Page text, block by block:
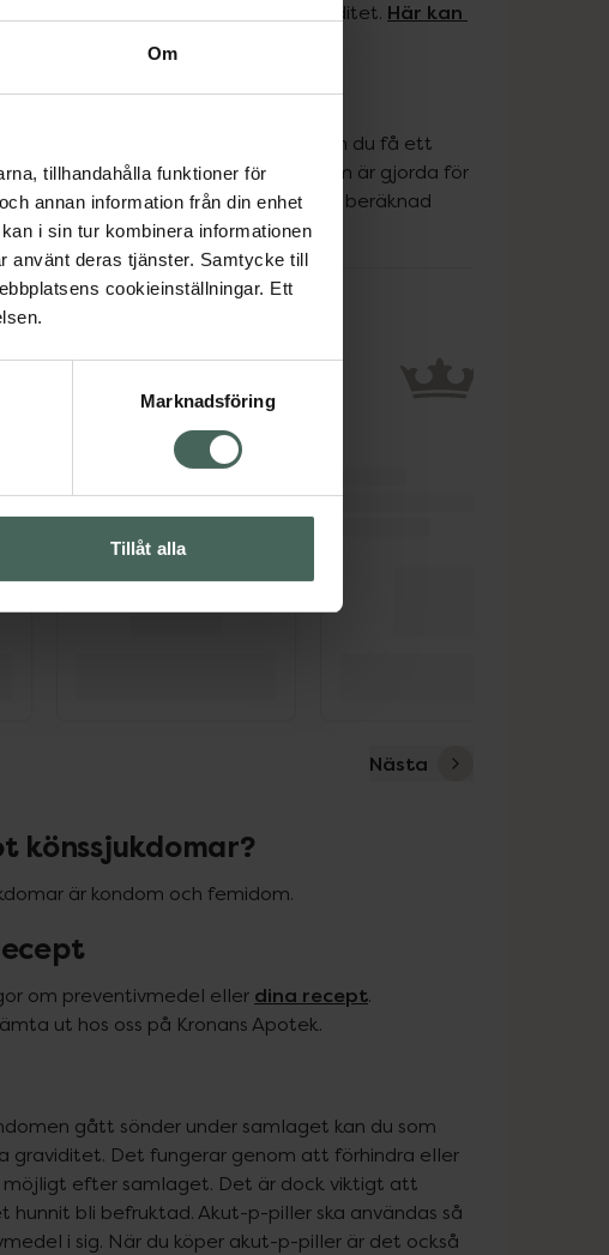
Om
tillhandahålla funktioner för
annan information från din enhet
i sin tur kombinera informationen
använt deras tjänster. Samtycke till
cookieinställningar. Ett
Marknadsföring
Tillåt alla
till att undvika och planera en graviditet. Här kan
Med de flesta tester kan du få ett
Det finns dock vissa tester som är gjorda för
dagar tidigare, ofta 4-6 dagar innan beräknad
Nästa
könssjukdomar?
är kondom och femidom.
om preventivmedel eller dina recept.
ut hos oss på Kronans Apotek.
gått sönder under samlaget kan du som
Det fungerar genom att förhindra eller
möjligt efter samlaget. Det är dock viktigt att
bli befruktad. Akut-p-piller ska användas så
i sig. När du köper akut-p-piller är det också